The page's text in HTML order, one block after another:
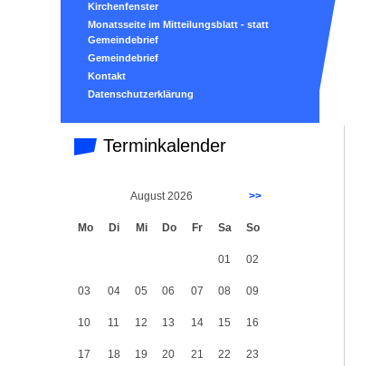
Kirchenfenster
Monatsseite im Mitteilungsblatt - statt
Gemeindebrief
Gemeindebrief
Kontakt
Datenschutzerklärung
Terminkalender
August 2026 >>
Mo Di Mi Do Fr Sa So
01 02
03 04 05 06 07 08 09
10 11 12 13 14 15 16
17 18 19 20 21 22 23